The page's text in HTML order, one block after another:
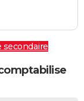
secondaire